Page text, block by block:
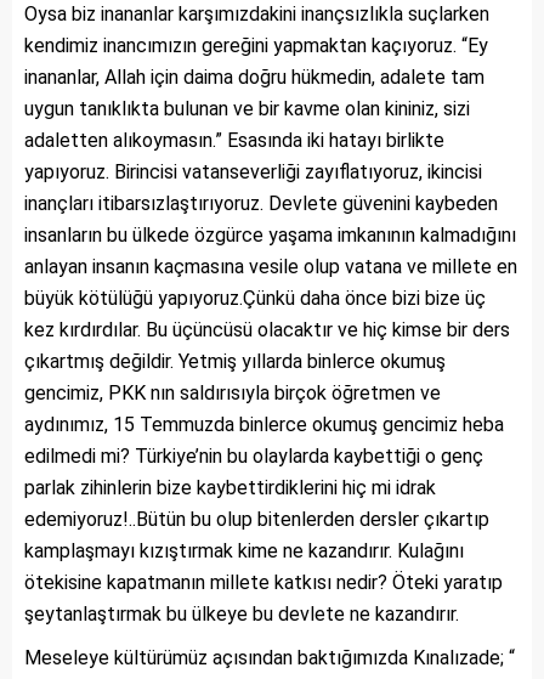
Oysa biz inananlar karşımızdakini inançsızlıkla suçlarken
kendimiz inancımızın gereğini yapmaktan kaçıyoruz. “Ey
inananlar, Allah için daima doğru hükmedin, adalete tam
uygun tanıklıkta bulunan ve bir kavme olan kininiz, sizi
adaletten alıkoymasın.” Esasında iki hatayı birlikte
yapıyoruz. Birincisi vatanseverliği zayıflatıyoruz, ikincisi
inançları itibarsızlaştırıyoruz. Devlete güvenini kaybeden
insanların bu ülkede özgürce yaşama imkanının kalmadığını
anlayan insanın kaçmasına vesile olup vatana ve millete en
büyük kötülüğü yapıyoruz.Çünkü daha önce bizi bize üç
kez kırdırdılar. Bu üçüncüsü olacaktır ve hiç kimse bir ders
çıkartmış değildir. Yetmiş yıllarda binlerce okumuş
gencimiz, PKK nın saldırısıyla birçok öğretmen ve
aydınımız, 15 Temmuzda binlerce okumuş gencimiz heba
edilmedi mi? Türkiye’nin bu olaylarda kaybettiği o genç
parlak zihinlerin bize kaybettirdiklerini hiç mi idrak
edemiyoruz!..Bütün bu olup bitenlerden dersler çıkartıp
kamplaşmayı kızıştırmak kime ne kazandırır. Kulağını
ötekisine kapatmanın millete katkısı nedir? Öteki yaratıp
şeytanlaştırmak bu ülkeye bu devlete ne kazandırır.
Meseleye kültürümüz açısından baktığımızda Kınalızade; “